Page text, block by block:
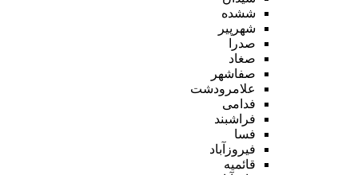
ششده
شهرپیر
صدرا
صغاد
صفاشهر
علامرودشت
فدامی
فراشبند
فسا
فیروزآباد
قائمیه